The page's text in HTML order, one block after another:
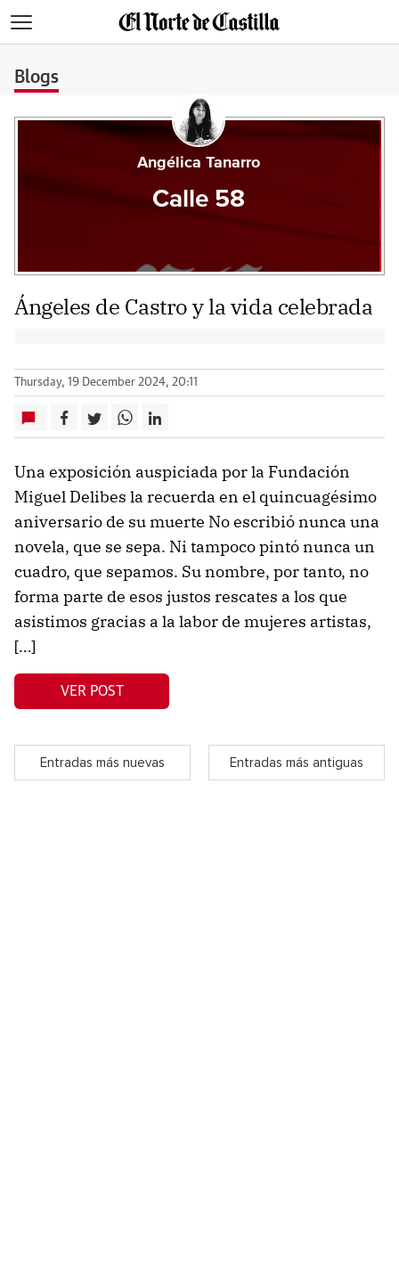
Blogs
Angélica Tanarro
Calle 58
Ángeles de Castro y la vida celebrada
Thursday, 19 December 2024, 20:11
Una exposición auspiciada por la Fundación
Miguel Delibes la recuerda en el quincuagésimo
aniversario de su muerte No escribió nunca una
novela, que se sepa. Ni tampoco pintó nunca un
cuadro, que sepamos. Su nombre, por tanto, no
forma parte de esos justos rescates a los que
asistimos gracias a la labor de mujeres artistas,
[…]
VER POST
Entradas más nuevas Entradas más antiguas